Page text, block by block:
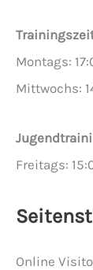
Montags:
Mittwochs:
Freitags:
Online